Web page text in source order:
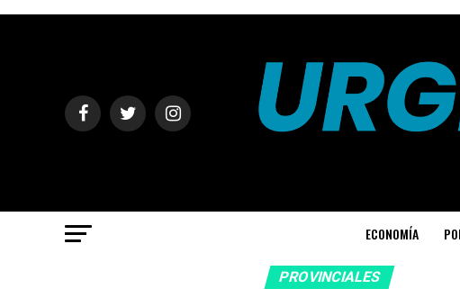
ECONOMÍA
PROVINCIALES